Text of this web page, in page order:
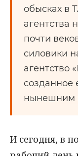
обысках в
агентства
почти
силовики
агентство
созданное
нынешним
И сегодня, в